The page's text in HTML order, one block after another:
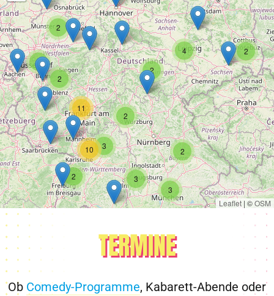
2
2
8
4
2
3
3
2
2
2
11
2
3
10
Leaflet | ©OSM
TERMINE
Ob Comedy-Programme, Kabarett-Abende oder